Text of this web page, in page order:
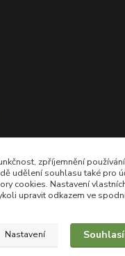
660
zpříjemnění
udělení souhlasu také pro
cookies. Nastavení
upravit odkazem ve
Nastavení